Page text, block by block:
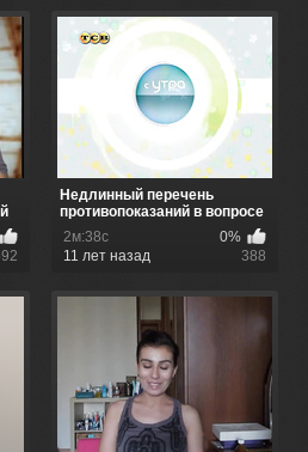
Недлинный перечень
противопоказаний в вопросе
мануал...
2м:38с
0%
11 лет назад
388